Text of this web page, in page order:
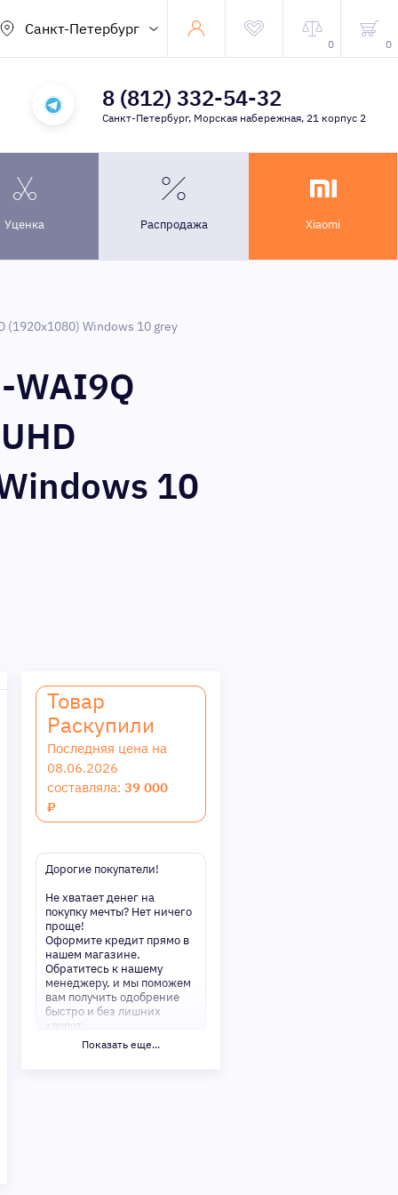
Санкт-Петербург
0 0
8 (812) 332-54-32
Санкт-Петербург, Морская набережная, 21 корпус 2
Уценка Распродажа Xiaomi
(1920x1080) Windows 10 grey
WAI9Q
10
Товар
Раскупили
Последняя цена на
08.06.2026
составляла: 39 000
₽
Дорогие покупатели!
Не хватает денег на
покупку мечты? Нет ничего
проще!
Оформите кредит прямо в
нашем магазине.
Обратитесь к нашему
менеджеру, и мы поможем
вам получить одобрение
быстро и без лишних
хлопот.
Показать еще...